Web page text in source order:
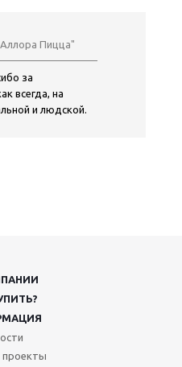
Пицца"
за
всегда, на
и людской.
проекты